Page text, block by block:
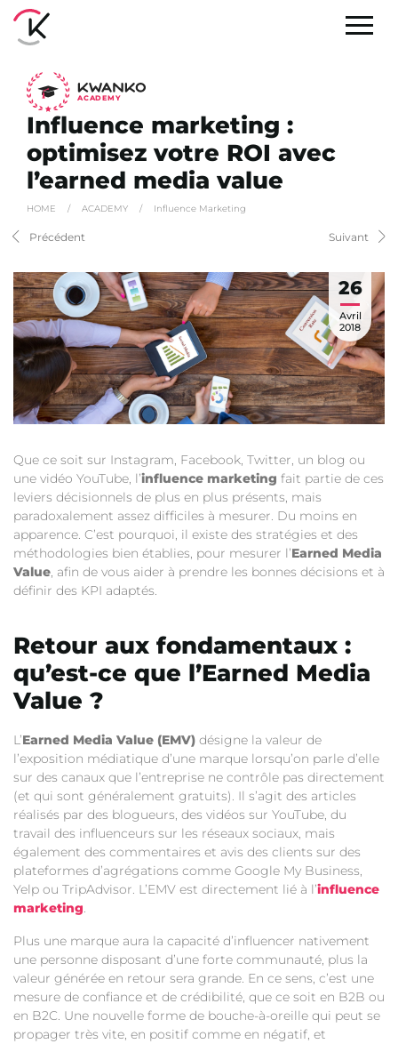
ACADEMY
Influence marketing :
optimisez votre ROI avec
l’earned media value
HOME / ACADEMY / Influence Marketing
Précédent Suivant
26
Avril
2018
Que ce soit sur Instagram, Facebook, Twitter, un blog ou
une vidéo YouTube, l’influence marketing fait partie de ces
leviers décisionnels de plus en plus présents, mais
paradoxalement assez difficiles à mesurer. Du moins en
apparence. C’est pourquoi, il existe des stratégies et des
méthodologies bien établies, pour mesurer l’Earned Media
Value, afin de vous aider à prendre les bonnes décisions et à
définir des KPI adaptés.
Retour aux fondamentaux :
qu’est-ce que l’Earned Media
Value ?
L’Earned Media Value (EMV) désigne la valeur de
l’exposition médiatique d’une marque lorsqu’on parle d’elle
sur des canaux que l’entreprise ne contrôle pas directement
(et qui sont généralement gratuits). Il s’agit des articles
réalisés par des blogueurs, des vidéos sur YouTube, du
travail des influenceurs sur les réseaux sociaux, mais
également des commentaires et avis des clients sur des
plateformes d’agrégations comme Google My Business,
Yelp ou TripAdvisor. L’EMV est directement lié à l’influence
marketing.
Plus une marque aura la capacité d’influencer nativement
une personne disposant d’une forte communauté, plus la
valeur générée en retour sera grande. En ce sens, c’est une
mesure de confiance et de crédibilité, que ce soit en B2B ou
en B2C. Une nouvelle forme de bouche-à-oreille qui peut se
propager très vite, en positif comme en négatif, et